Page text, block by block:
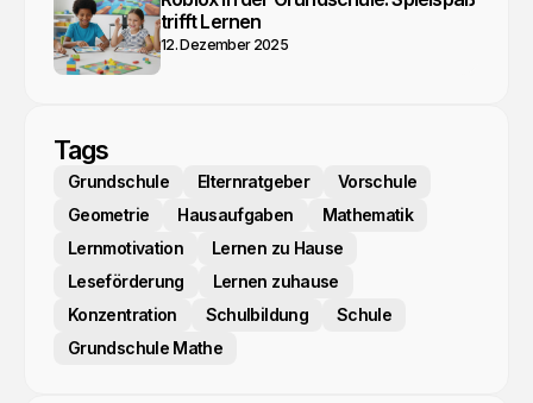
trifft Lernen
12. Dezember 2025
Tags
Grundschule Elternratgeber
Vorschule
Geometrie
Hausaufgaben
Mathematik
Lernmotivation
Lernen zu Hause
Leseförderung
Lernen zuhause
Konzentration
Schulbildung
Schule
Grundschule Mathe